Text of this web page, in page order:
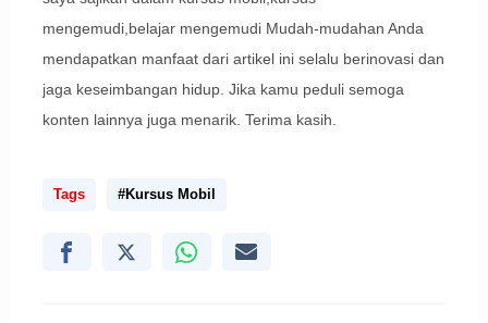
mengemudi,belajar mengemudi Mudah-mudahan Anda
mendapatkan manfaat dari artikel ini selalu berinovasi dan
jaga keseimbangan hidup. Jika kamu peduli semoga
konten lainnya juga menarik. Terima kasih.
Tags #Kursus Mobil